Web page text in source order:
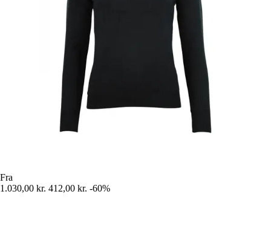
Fra
1.030,00 kr. 412,00 kr. -60%